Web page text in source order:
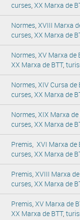
curses, XX Marxa de
Normes, XVIII Marxa
curses, XX Marxa de
Normes, XV Marxa de
XX Marxa de BTT,
Normes, XIV Cursa de
curses, XX Marxa de
Normes, XIX Marxa de
curses, XX Marxa de
Premis, XVI Marxa de
curses, XX Marxa de
Premis, XVIII Marxa
curses, XX Marxa de
Premis, XV Marxa de
XX Marxa de BTT,